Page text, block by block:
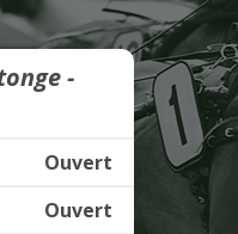
-
Ouvert
Ouvert